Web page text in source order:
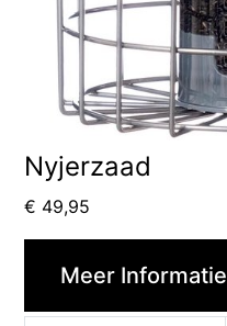
Nyjerzaad
€ 49,95
Meer Informatie